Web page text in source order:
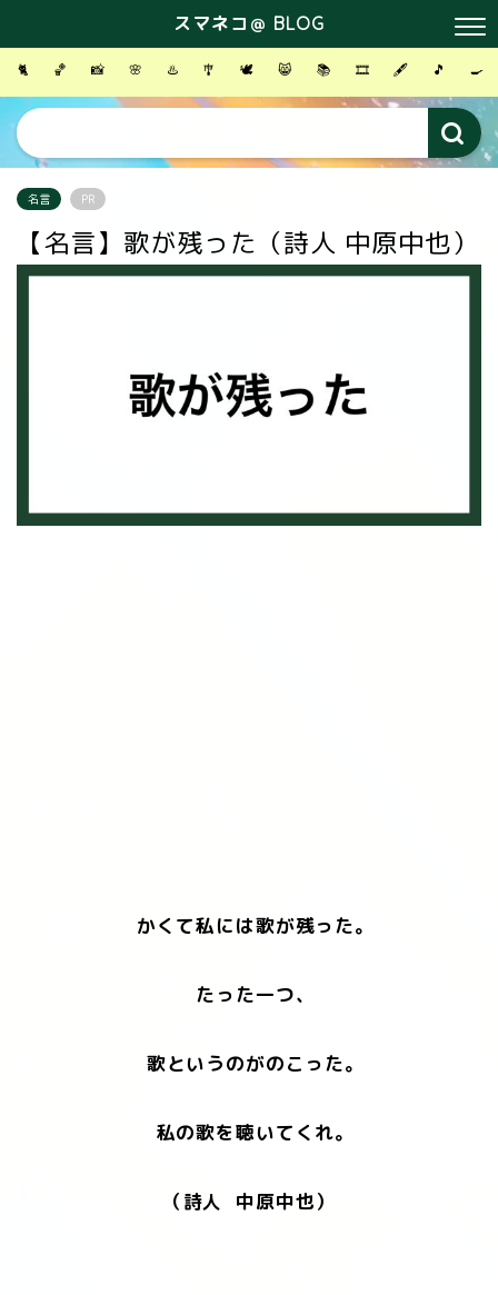
スマネコ＠ BLOG
🐈 🏀 📸 🌸 ♨️ 🎐 🕊 😸 📚 🎞 🖋 🎵 🍳
名言 PR
【名言】歌が残った（詩人 中原中也）
かくて私には歌が残った。
たった一つ、
歌というのがのこった。
私の歌を聴いてくれ。
（詩人 中原中也）